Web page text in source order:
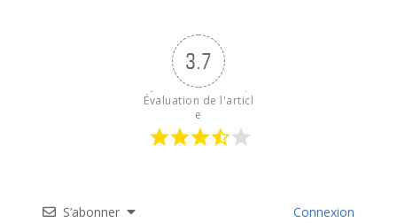
3.7
Évaluation de l'articl
e
S’abonner Connexion